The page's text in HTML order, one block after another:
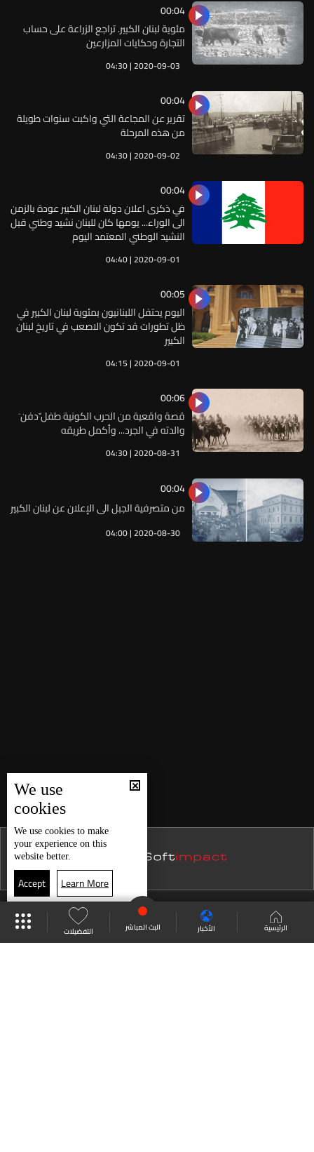
الرئيسية الأخبار البث المباشر التفضيلات
04:30 | 2020-09-03
مئوية لبنان الكبير. تراجع الزراعة على حساب
التجارة وحكايات المزارعين
00:04
04:30 | 2020-09-02
تقرير عن المجاعة التي واكبت سنوات طويلة
من هذه المرحلة
00:04
04:40 | 2020-09-01
في ذكرى اعلان دولة لبنان الكبير عودة بالزمن
الى الوراء... يومها كان للبنان نشيد وطني قبل
النشيد الوطني المعتمد اليوم
00:04
04:15 | 2020-09-01
اليوم يحتفل اللبنانيون بمئوية لبنان الكبير في
ظل تطورات قد تكون الاصعب في تاريخ لبنان
الكبير
00:05
04:30 | 2020-08-31
قصة واقعية من الحرب الكونية طفل ٌدفن َ
والدته في الجرد... وأكمل طريقه
00:06
04:00 | 2020-08-30
من متصرفية الجبل الى الإعلان عن لبنان الكبير
00:04
We use
cookies
We use cookies to make
your experience on this
website better.
Accept
Learn More
موقع البرامج
جدول البرامج البث المباشر